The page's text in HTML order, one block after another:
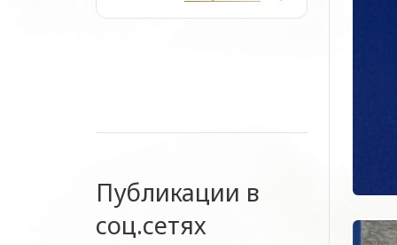
Публикации в
соц.сетях